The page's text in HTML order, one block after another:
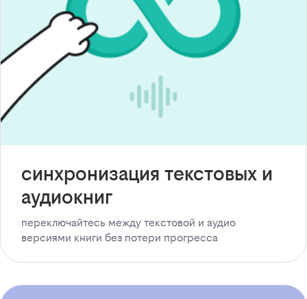
синхронизация текстовых и
аудиокниг
переключайтесь между текстовой и аудио
версиями книги без потери прогресса